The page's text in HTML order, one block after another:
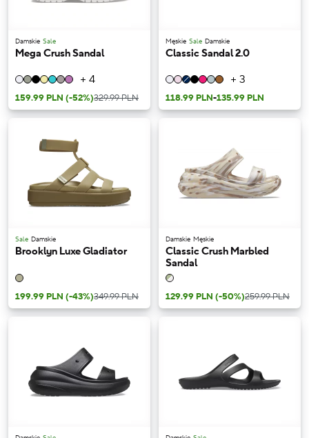
Damskie Sale
Mega Crush Sandal
+ 4
159.99 PLN (-52%)329.99 PLN
Męskie Sale Damskie
Classic Sandal 2.0
+ 3
118.99 PLN-135.99 PLN
Sale Damskie
Brooklyn Luxe Gladiator
199.99 PLN (-43%)349.99 PLN
Damskie Męskie
Classic Crush Marbled
Sandal
129.99 PLN (-50%)259.99 PLN